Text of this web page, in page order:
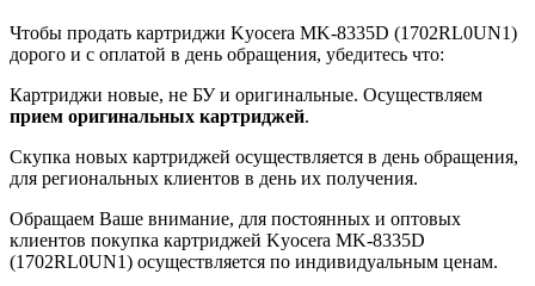
Чтобы продать картриджи Kyocera MK-8335D (1702RL0UN1)
дорого и с оплатой в день обращения, убедитесь что:
Картриджи новые, не БУ и оригинальные. Осуществляем
прием оригинальных картриджей.
Скупка новых картриджей осуществляется в день обращения,
для региональных клиентов в день их получения.
Обращаем Ваше внимание, для постоянных и оптовых
клиентов покупка картриджей Kyocera MK-8335D
(1702RL0UN1) осуществляется по индивидуальным ценам.